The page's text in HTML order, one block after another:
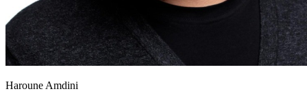
Haroune Amdini